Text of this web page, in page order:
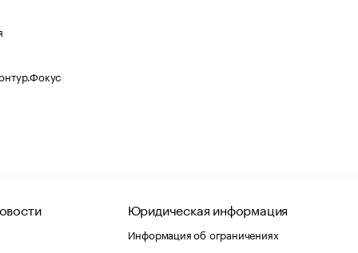
Юридическая информация
Информация об ограничениях